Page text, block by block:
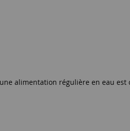
alimentation régulière en eau est